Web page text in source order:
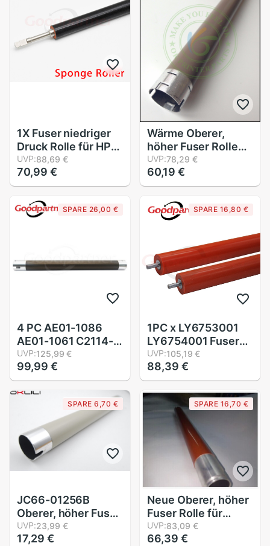
1X Fuser niedriger
Druck Rolle für HP
M102 M104 M106
M130 M132 M134
M203 M227 M206
M230 M148 M101
M103 m105 M118
UVP:88,69 €
70,99 €
Wärme Oberer,
höher Fuser Rolle
für Bruder DCP7020
7030 7040 HL2040
2070 2140 2150
2170 MFC7220
7225 7420 7820
UVP:78,29 €
60,19 €
SPARE 26,00 €
4 PC AE01-1086
AE01-1061 C2114-
7780 WÄRME
Oberer, höher Fuser
Rolle für Ricoh
Aficio 1013 120 1515
3310 4410 4420
MP161 MP171
MP201
UVP:125,99 €
99,99 €
SPARE 16,80 €
1PC x LY6753001
LY6754001 Fuser
niedriger Druck
Rolle für Bruder
HL3140 HL3150
HL3170 MFC9130
MFC9140
MFC9330
MFC9340 DCP2020
UVP:105,19 €
88,39 €
SPARE 6,70 €
JC66-01256B
Oberer, höher Fuser
Rolle Wärme für
Samsung ML 1910
UVP:23,99 €
17,29 €
SPARE 16,70 €
Neue Oberer, höher
Fuser Rolle für
Xerox DC 240 242
250 252 260
UVP:83,09 €
66,39 €